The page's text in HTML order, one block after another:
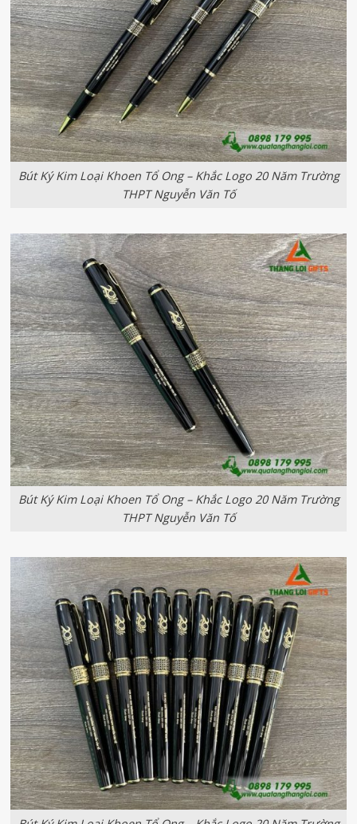
Bút Ký Kim Loại Khoen Tổ Ong – Khắc Logo 20 Năm Trường
THPT Nguyễn Văn Tố
Bút Ký Kim Loại Khoen Tổ Ong – Khắc Logo 20 Năm Trường
THPT Nguyễn Văn Tố